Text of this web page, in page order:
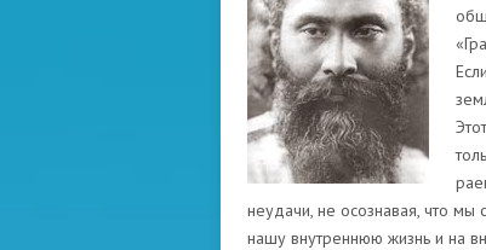
неудачи, не осознавая, что
нашу внутреннюю жизнь и на